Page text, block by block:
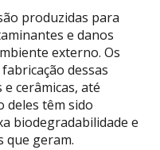
produzidas para
e danos
externo. Os
dessas
cerâmicas, até
deles têm sido
biodegradabilidade e
que geram.